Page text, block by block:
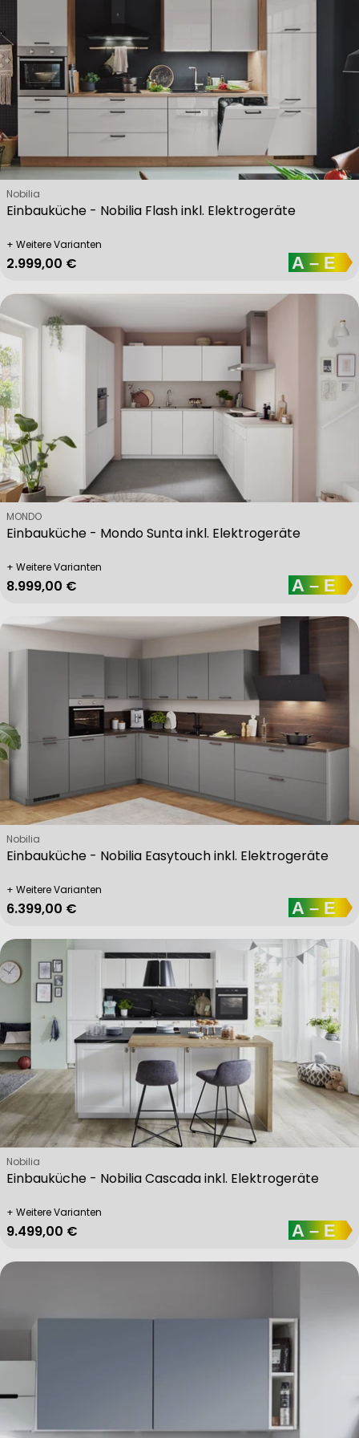
Performance
Functional
Advertising
Einbauküche - Nobilia Flash inkl. Elektrogeräte
Verkäufer:
Nobilia
+ Weitere Varianten
Regulärer Preis
2.999,00 €
Einbauküche - Mondo Sunta inkl. Elektrogeräte
Verkäufer:
MONDO
+ Weitere Varianten
Regulärer Preis
8.999,00 €
Einbauküche - Nobilia Easytouch inkl. Elektrogeräte
Verkäufer:
Nobilia
+ Weitere Varianten
Regulärer Preis
6.399,00 €
Einbauküche - Nobilia Cascada inkl. Elektrogeräte
Verkäufer:
Nobilia
+ Weitere Varianten
Regulärer Preis
9.499,00 €